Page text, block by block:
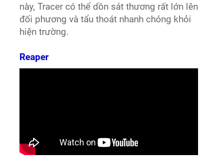
này, Tracer có thể dồn sát thương rất lớn lên
đối phương và tẩu thoát nhanh chóng khỏi
hiện trường.
Reaper